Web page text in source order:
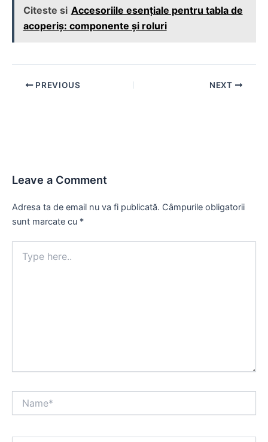
Citeste si Accesoriile esențiale pentru tabla de
acoperiș: componente și roluri
Post PREVIOUS NEXT
Leave a Comment
Adresa ta de email nu va fi publicată. Câmpurile obligatorii
sunt marcate cu *
here..